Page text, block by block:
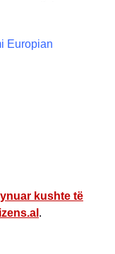
Europian
kushte të
.